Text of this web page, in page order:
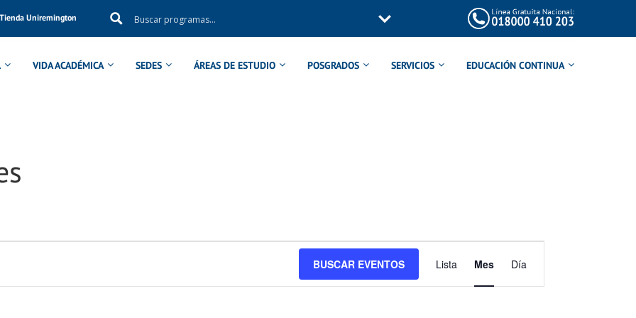
Tienda Uniremington
VIDA ACADÉMICA SEDES ÁREAS DE ESTUDIO POSGRADOS SERVICIOS EDUCACIÓN CONTINUA
BUSCAR EVENTOS Lista Mes Día